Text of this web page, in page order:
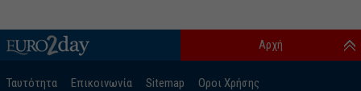
Ταυτότητα Επικοινωνία Sitemap Οροι Χρήσης
Αρχή